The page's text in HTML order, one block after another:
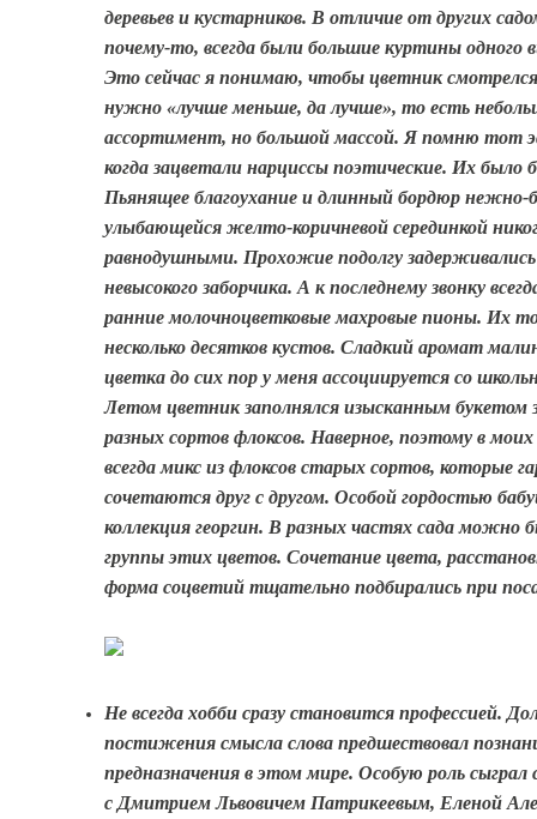
деревьев и кустарников. В отличие от других
почему-то, всегда были большие куртины одного
Это сейчас я понимаю, чтобы цветник
нужно «лучше меньше, да лучше», то есть
ассортимент, но большой массой. Я помню тот
когда зацветали нарциссы поэтические. Их было
Пьянящее благоухание и длинный бордюр нежно-
улыбающейся желто-коричневой серединкой
равнодушными. Прохожие подолгу задерживались
невысокого заборчика. А к последнему звонку
ранние молочноцветковые махровые пионы. Их
несколько десятков кустов. Сладкий аромат
цветка до сих пор у меня ассоциируется со
Летом цветник заполнялся изысканным букетом
разных сортов флоксов. Наверное, поэтому в
всегда микс из флоксов старых сортов, которые
сочетаются друг с другом. Особой гордостью
коллекция георгин. В разных частях сада можно
группы этих цветов. Сочетание цвета,
форма соцветий тщательно подбирались при
Не всегда хобби сразу становится профессией.
постижения смысла слова предшествовал
предназначения в этом мире. Особую роль сыграл
с Дмитрием Львовичем Патрикеевым, Еленой